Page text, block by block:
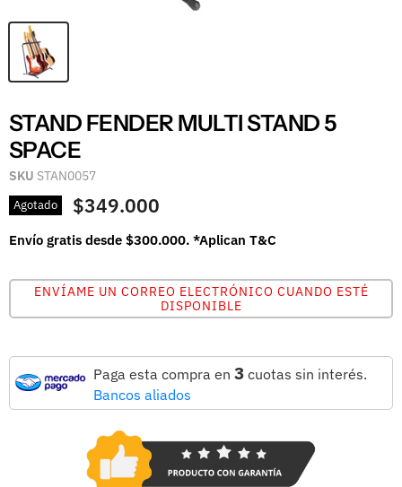
STAND FENDER MULTI STAND 5
SPACE
SKU STAN0057
Agotado $349.000
Envío gratis desde $300.000. *Aplican T&C
ENVÍAME UN CORREO ELECTRÓNICO CUANDO ESTÉ
DISPONIBLE
Paga esta compra en 3 cuotas sin interés.
Bancos aliados